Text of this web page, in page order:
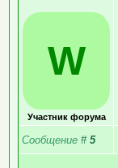
W
Участник форума
Сообщение # 5